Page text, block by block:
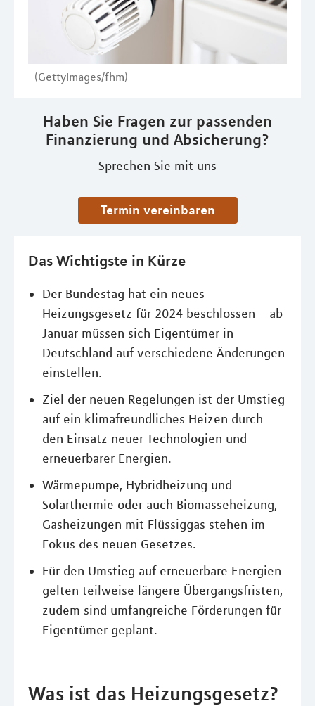
(GettyImages/fhm)
Haben Sie Fragen zur passenden
Finanzierung und Absicherung?
Sprechen Sie mit uns
Termin vereinbaren
Das Wichtigste in Kürze
Der Bundestag hat ein neues
Heizungsgesetz für 2024 beschlossen – ab
Januar müssen sich Eigentümer in
Deutschland auf verschiedene Änderungen
einstellen.
Ziel der neuen Regelungen ist der Umstieg
auf ein klimafreundliches Heizen durch
den Einsatz neuer Technologien und
erneuerbarer Energien.
Wärmepumpe, Hybridheizung und
Solarthermie oder auch Biomasseheizung,
Gasheizungen mit Flüssiggas stehen im
Fokus des neuen Gesetzes.
Für den Umstieg auf erneuerbare Energien
gelten teilweise längere Übergangsfristen,
zudem sind umfangreiche Förderungen für
Eigentümer geplant.
Was ist das Heizungsgesetz?